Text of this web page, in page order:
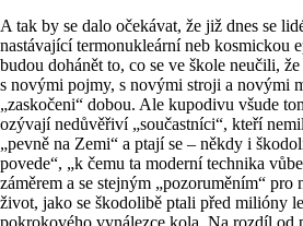
A tak by se dalo očekávat, že již dnes se
nastávající termonukleární neb kosmickou
budou dohánět to, co se ve škole neučili,
s novými pojmy, s novými stroji a novými
„zaskočeni“ dobou. Ale kupodivu všude
ozývají nedůvěřiví „součastníci“, kteří
„pevně na Zemi“ a ptají se – někdy i
povede“, „k čemu ta moderní technika
záměrem a se stejným „pozoruměním“
život, jako se škodolibě ptali před milióny